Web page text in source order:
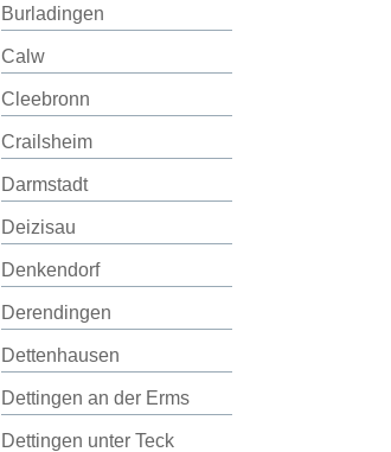
Burladingen
Calw
Cleebronn
Crailsheim
Darmstadt
Deizisau
Denkendorf
Derendingen
Dettenhausen
Dettingen an der Erms
Dettingen unter Teck